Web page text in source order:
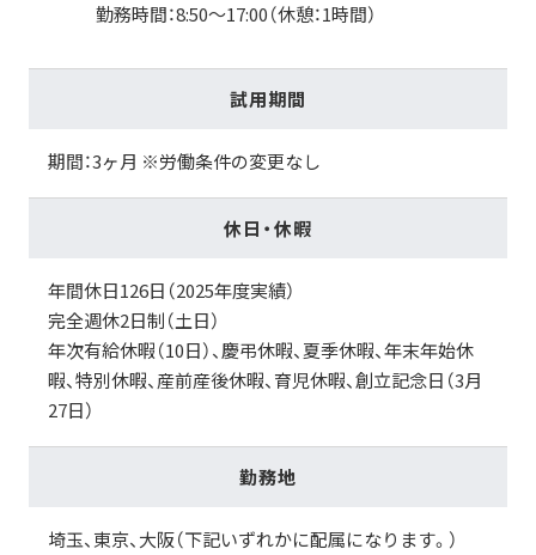
勤務時間：8:50～17:00（休憩：1時間）
試用期間
期間：3ヶ月 ※労働条件の変更なし
休日・休暇
年間休日126日（2025年度実績）
完全週休2日制（土日）
年次有給休暇（10日）、慶弔休暇、夏季休暇、年末年始休
暇、特別休暇、産前産後休暇、育児休暇、創立記念日（3月
27日）
勤務地
埼玉、東京、大阪（下記いずれかに配属になります。）